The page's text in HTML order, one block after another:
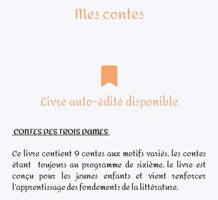
Mes contes
Livre auto-édité disponible
CONTES DES TROIS DAMES
Ce livre contient 9 contes aux motifs variés, les contes
étant toujours au programme de sixième, le livre est
conçu pour les jeunes enfants et vient renforcer
l’apprentissage des fondements de la littérature.